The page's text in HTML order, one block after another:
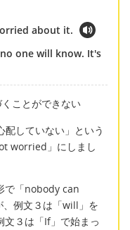
about it.
one will know. It's
ことができない
配していない」という
worried」にしまし
で「nobody can
例文３は「will」を
文３は「If」で始まっ